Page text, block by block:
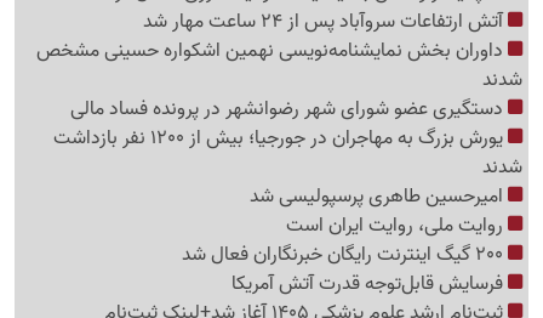
آتش ارتفاعات سروآباد پس از 24 ساعت مهار شد
داوران بخش نمایشنامه‌نویسی نهمین اشکواره حسینی مشخص
شدند
دستگیری عضو شورای شهر رضوانشهر در پرونده فساد مالی
یورش بزرگ به مهاجران در جورجیا؛ بیش از 1200 نفر بازداشت
شدند
امیرحسین طاهری پرسپولیسی شد
روایت ملی، روایت ایران است
فرسایش قابل‌توجه قدرت آتش آمریکا